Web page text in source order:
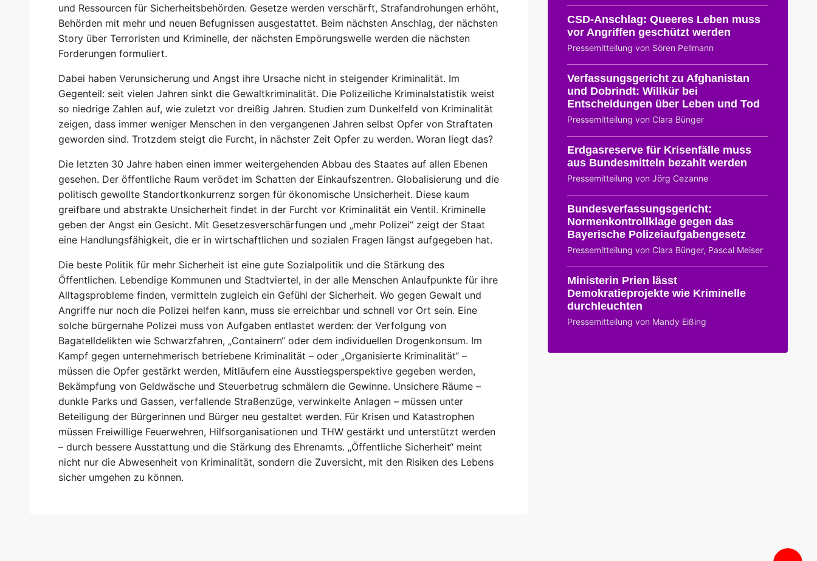
und Ressourcen für Sicherheitsbehörden. Gesetze werden verschärft, Strafandrohungen erhöht,
Behörden mit mehr und neuen Befugnissen ausgestattet. Beim nächsten Anschlag, der nächsten
Story über Terroristen und Kriminelle, der nächsten Empörungswelle werden die nächsten
Forderungen formuliert.
Dabei haben Verunsicherung und Angst ihre Ursache nicht in steigender Kriminalität. Im
Gegenteil: seit vielen Jahren sinkt die Gewaltkriminalität. Die Polizeiliche Kriminalstatistik weist
so niedrige Zahlen auf, wie zuletzt vor dreißig Jahren. Studien zum Dunkelfeld von Kriminalität
zeigen, dass immer weniger Menschen in den vergangenen Jahren selbst Opfer von Straftaten
geworden sind. Trotzdem steigt die Furcht, in nächster Zeit Opfer zu werden. Woran liegt das?
Die letzten 30 Jahre haben einen immer weitergehenden Abbau des Staates auf allen Ebenen
gesehen. Der öffentliche Raum verödet im Schatten der Einkaufszentren. Globalisierung und die
politisch gewollte Standortkonkurrenz sorgen für ökonomische Unsicherheit. Diese kaum
greifbare und abstrakte Unsicherheit findet in der Furcht vor Kriminalität ein Ventil. Kriminelle
geben der Angst ein Gesicht. Mit Gesetzesverschärfungen und „mehr Polizei“ zeigt der Staat
eine Handlungsfähigkeit, die er in wirtschaftlichen und sozialen Fragen längst aufgegeben hat.
Die beste Politik für mehr Sicherheit ist eine gute Sozialpolitik und die Stärkung des
Öffentlichen. Lebendige Kommunen und Stadtviertel, in der alle Menschen Anlaufpunkte für ihre
Alltagsprobleme finden, vermitteln zugleich ein Gefühl der Sicherheit. Wo gegen Gewalt und
Angriffe nur noch die Polizei helfen kann, muss sie erreichbar und schnell vor Ort sein. Eine
solche bürgernahe Polizei muss von Aufgaben entlastet werden: der Verfolgung von
Bagatelldelikten wie Schwarzfahren, „Containern“ oder dem individuellen Drogenkonsum. Im
Kampf gegen unternehmerisch betriebene Kriminalität – oder „Organisierte Kriminalität“ –
müssen die Opfer gestärkt werden, Mitläufern eine Ausstiegsperspektive gegeben werden,
Bekämpfung von Geldwäsche und Steuerbetrug schmälern die Gewinne. Unsichere Räume –
dunkle Parks und Gassen, verfallende Straßenzüge, verwinkelte Anlagen – müssen unter
Beteiligung der Bürgerinnen und Bürger neu gestaltet werden. Für Krisen und Katastrophen
müssen Freiwillige Feuerwehren, Hilfsorganisationen und THW gestärkt und unterstützt werden
– durch bessere Ausstattung und die Stärkung des Ehrenamts. „Öffentliche Sicherheit“ meint
nicht nur die Abwesenheit von Kriminalität, sondern die Zuversicht, mit den Risiken des Lebens
sicher umgehen zu können.
CSD-Anschlag: Queeres Leben muss
vor Angriffen geschützt werden
Pressemitteilung von Sören Pellmann
Verfassungsgericht zu Afghanistan
und Dobrindt: Willkür bei
Entscheidungen über Leben und Tod
Pressemitteilung von Clara Bünger
Erdgasreserve für Krisenfälle muss
aus Bundesmitteln bezahlt werden
Pressemitteilung von Jörg Cezanne
Bundesverfassungsgericht:
Normenkontrollklage gegen das
Bayerische Polizeiaufgabengesetz
Pressemitteilung von Clara Bünger, Pascal Meiser
Ministerin Prien lässt
Demokratieprojekte wie Kriminelle
durchleuchten
Pressemitteilung von Mandy Eißing